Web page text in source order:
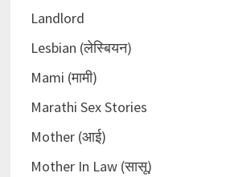
Landlord
Lesbian (लेस्बियन)
Mami (मामी)
Marathi Sex Stories
Mother (आई)
Mother In Law (सासू)